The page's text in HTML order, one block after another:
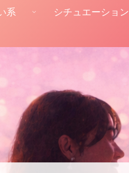
系 シチュエーション